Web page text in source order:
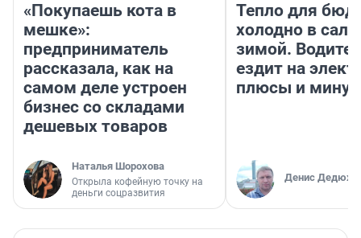
«Покупаешь кота в
мешке»:
предприниматель
рассказала, как на
самом деле устроен
бизнес со складами
дешевых товаров
Наталья Шорохова
Открыла кофейную точку на
деньги соцразвития
Тепло для
холодно в
зимой.
ездит на
плюсы и
Денис